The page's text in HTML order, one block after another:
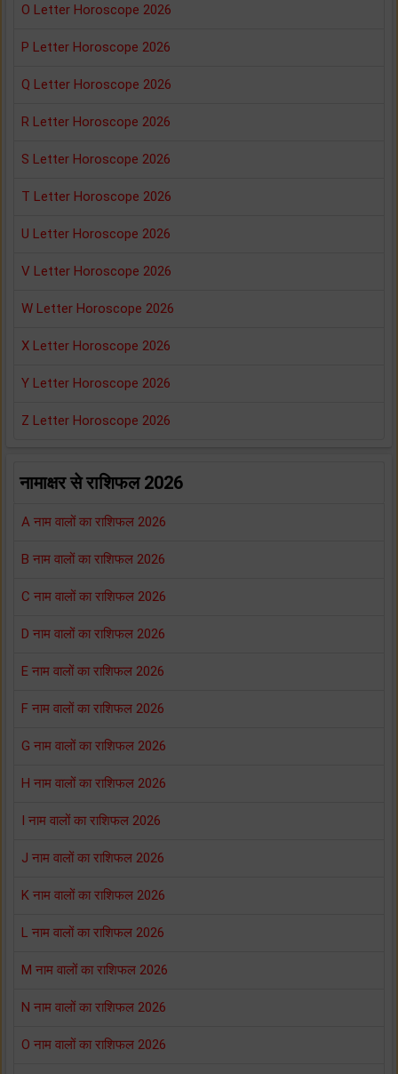
O Letter Horoscope 2026
P Letter Horoscope 2026
Q Letter Horoscope 2026
R Letter Horoscope 2026
S Letter Horoscope 2026
T Letter Horoscope 2026
U Letter Horoscope 2026
V Letter Horoscope 2026
W Letter Horoscope 2026
X Letter Horoscope 2026
Y Letter Horoscope 2026
Z Letter Horoscope 2026
नामाक्षर से राशिफल 2026
A नाम वालों का राशिफल 2026
B नाम वालों का राशिफल 2026
C नाम वालों का राशिफल 2026
D नाम वालों का राशिफल 2026
E नाम वालों का राशिफल 2026
F नाम वालों का राशिफल 2026
G नाम वालों का राशिफल 2026
H नाम वालों का राशिफल 2026
I नाम वालों का राशिफल 2026
J नाम वालों का राशिफल 2026
K नाम वालों का राशिफल 2026
L नाम वालों का राशिफल 2026
M नाम वालों का राशिफल 2026
N नाम वालों का राशिफल 2026
O नाम वालों का राशिफल 2026